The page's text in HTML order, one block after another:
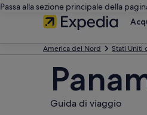
Passa alla sezione principale della
America del Nord Stati Uniti
Guida di viaggio